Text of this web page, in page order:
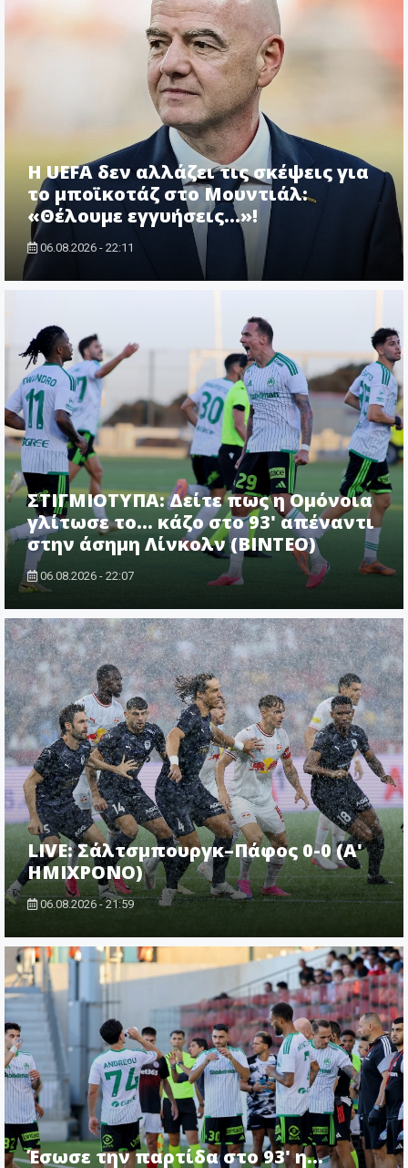
Η UEFA δεν αλλάζει τις σκέψεις για
το μποϊκοτάζ στο Μουντιάλ:
«Θέλουμε εγγυήσεις...»!
06.08.2026 - 22:11
ΣΤΙΓΜΙΟΤΥΠΑ: Δείτε πως η Ομόνοια
γλίτωσε το... κάζο στο 93' απέναντι
στην άσημη Λίνκολν (ΒΙΝΤΕΟ)
06.08.2026 - 22:07
LIVE: Σάλτσμπουργκ–Πάφος 0-0 (Α'
ΗΜΙΧΡΟΝΟ)
06.08.2026 - 21:59
Έσωσε την παρτίδα στο 93' η...